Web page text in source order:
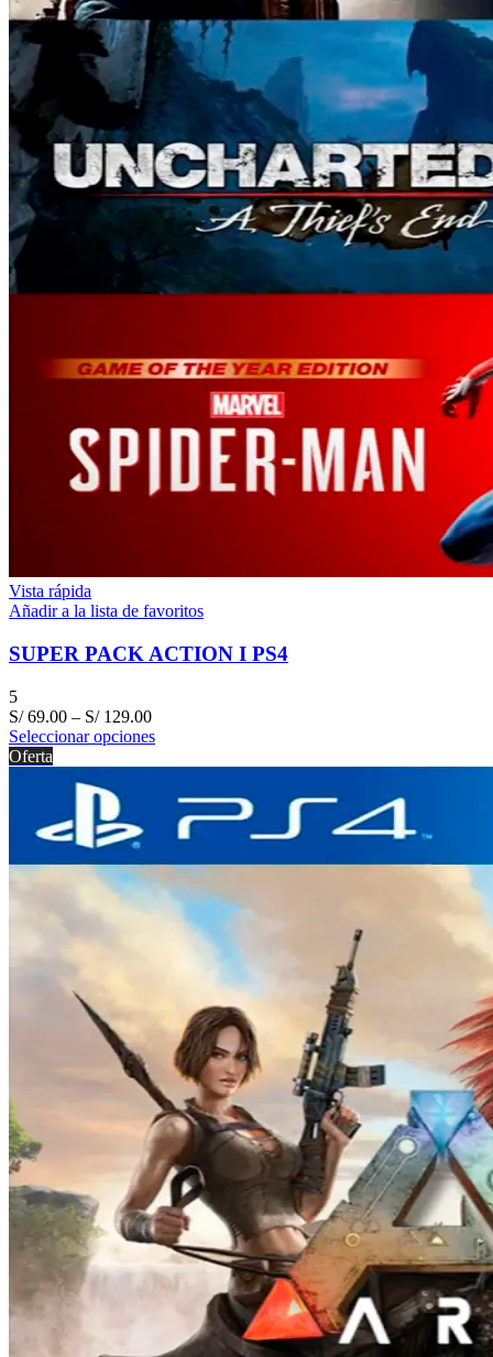
Vista rápida
Añadir a la lista de favoritos
SUPER PACK ACTION I PS4
5
S/69.00 – S/129.00
Seleccionar opciones
Oferta